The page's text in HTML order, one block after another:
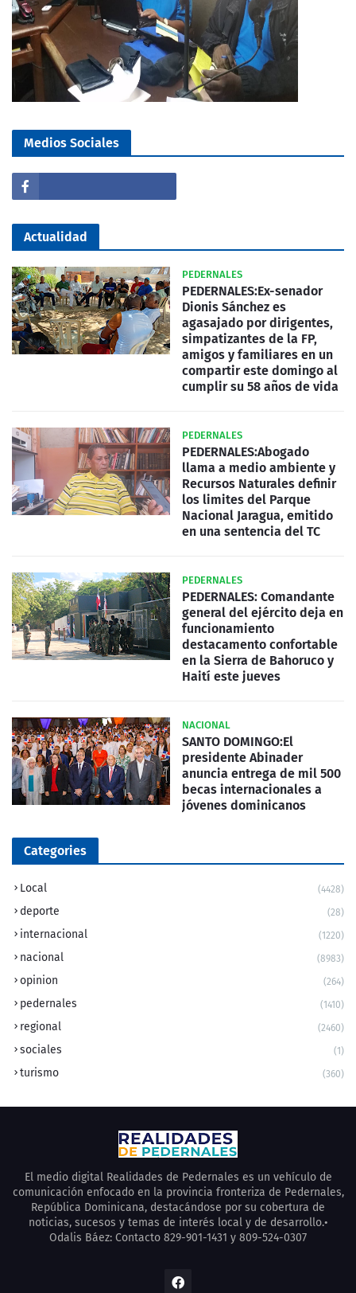
Medios Sociales
Actualidad
PEDERNALES
PEDERNALES:Ex-senador
Dionis Sánchez es
agasajado por dirigentes,
simpatizantes de la FP,
amigos y familiares en un
compartir este domingo al
cumplir su 58 años de vida
PEDERNALES
PEDERNALES:Abogado
llama a medio ambiente y
Recursos Naturales definir
los limites del Parque
Nacional Jaragua, emitido
en una sentencia del TC
PEDERNALES
PEDERNALES: Comandante
general del ejército deja en
funcionamiento
destacamento confortable
en la Sierra de Bahoruco y
Haití este jueves
NACIONAL
SANTO DOMINGO:El
presidente Abinader
anuncia entrega de mil 500
becas internacionales a
jóvenes dominicanos
Categories
Local (4428)
deporte (28)
internacional (1220)
nacional (8983)
opinion (264)
pedernales (1410)
regional (2460)
sociales (1)
turismo (360)
El medio digital Realidades de Pedernales es un vehículo de
comunicación enfocado en la provincia fronteriza de Pedernales,
República Dominicana, destacándose por su cobertura de
noticias, sucesos y temas de interés local y de desarrollo.•
Odalis Báez: Contacto 829-901-1431 y 809-524-0307